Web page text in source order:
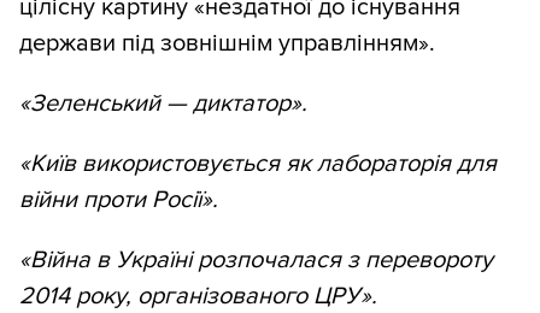
цілісну картину «нездатної до існування
держави під зовнішнім управлінням».
«Зеленський — диктатор».
«Київ використовується як лабораторія для
війни проти Росії».
«Війна в Україні розпочалася з перевороту
2014 року, організованого ЦРУ».